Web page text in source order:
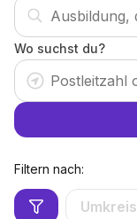
Wo suchst du?
Filtern nach:
Umkreis